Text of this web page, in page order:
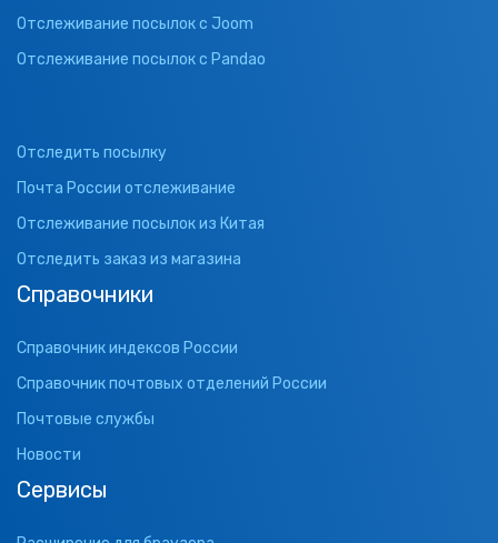
Отслеживание посылок с Joom
Отслеживание посылок с Pandao
Отследить посылку
Почта России отслеживание
Отслеживание посылок из Китая
Отследить заказ из магазина
Справочники
Справочник индексов России
Справочник почтовых отделений России
Почтовые службы
Новости
Сервисы